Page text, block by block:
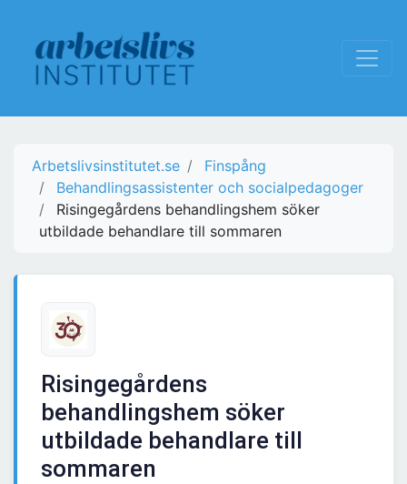
Arbetslivsinstitutet.se
Finspång
Behandlingsassistenter och socialpedagoger
Risingegårdens behandlingshem söker
utbildade behandlare till sommaren
Risingegårdens
behandlingshem söker
utbildade behandlare till
sommaren